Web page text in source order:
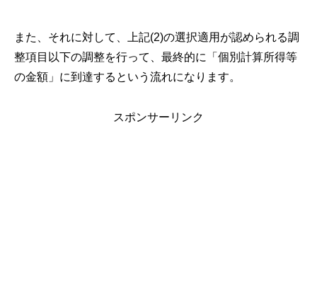
また、それに対して、上記(2)の選択適用が認められる調
整項目以下の調整を行って、最終的に「個別計算所得等
の金額」に到達するという流れになります。
スポンサーリンク